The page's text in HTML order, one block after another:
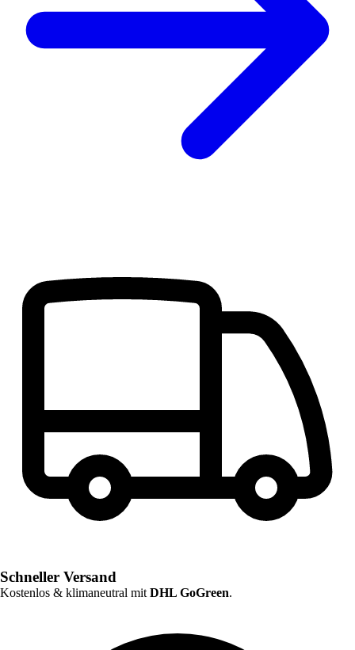
Schneller Versand
Kostenlos & klimaneutral mit DHL GoGreen.